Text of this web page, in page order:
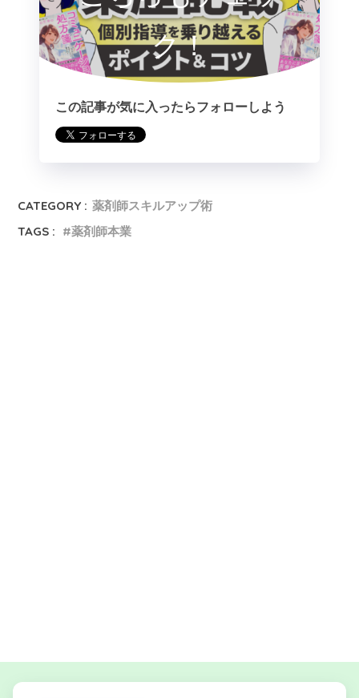
ク！
この記事が気に入ったらフォローしよう
CATEGORY : 薬剤師スキルアップ術
TAGS :
薬剤師本業